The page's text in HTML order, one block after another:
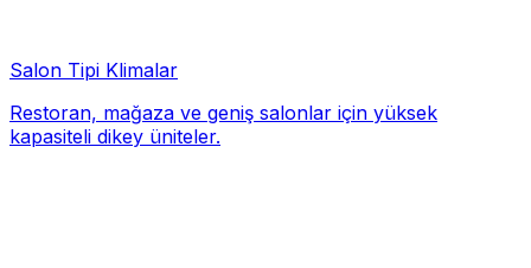
Salon Tipi Klimalar
Restoran, mağaza ve geniş salonlar için yüksek
kapasiteli dikey üniteler.